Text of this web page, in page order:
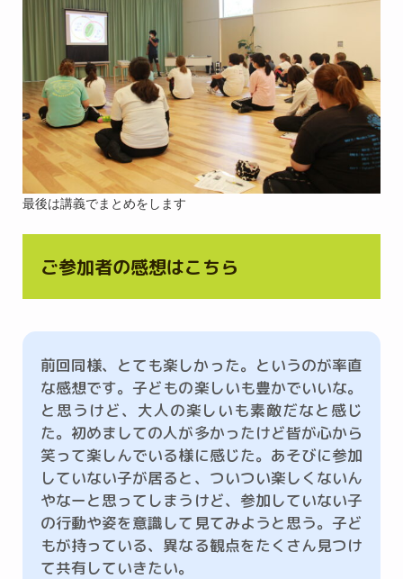
最後は講義でまとめをします
ご参加者の感想はこちら
前回同様、とても楽しかった。というのが率直
な感想です。子どもの楽しいも豊かでいいな。
と思うけど、大人の楽しいも素敵だなと感じ
た。初めましての人が多かったけど皆が心から
笑って楽しんでいる様に感じた。あそびに参加
していない子が居ると、ついつい楽しくないん
やなーと思ってしまうけど、参加していない子
の行動や姿を意識して見てみようと思う。子ど
もが持っている、異なる観点をたくさん見つけ
て共有していきたい。